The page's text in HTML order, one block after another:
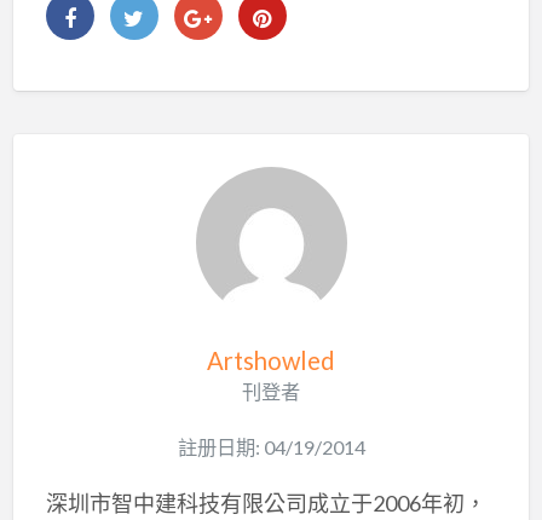
Artshowled
刊登者
註册日期: 04/19/2014
深圳市智中建科技有限公司成立于2006年初，